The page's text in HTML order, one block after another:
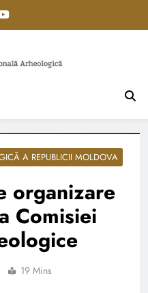
A REPUBLICII MOLDOVA
organizare
Comisiei
19 Mins